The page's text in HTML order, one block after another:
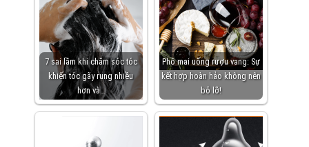
7 sai lầm khi chăm sóc tóc
khiến tóc gãy rụng nhiều
hơn và…
Phô mai uống rượu vang: Sự
kết hợp hoàn hảo không nên
bỏ lỡ!